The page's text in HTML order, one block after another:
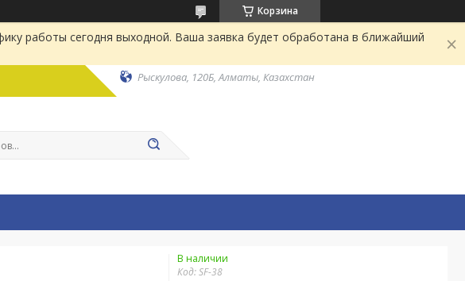
Корзина
работы сегодня выходной. Ваша заявка будет обработана в ближайший
Рыскулова, 120Б, Алматы, Казахстан
В наличии
Код:SF-38